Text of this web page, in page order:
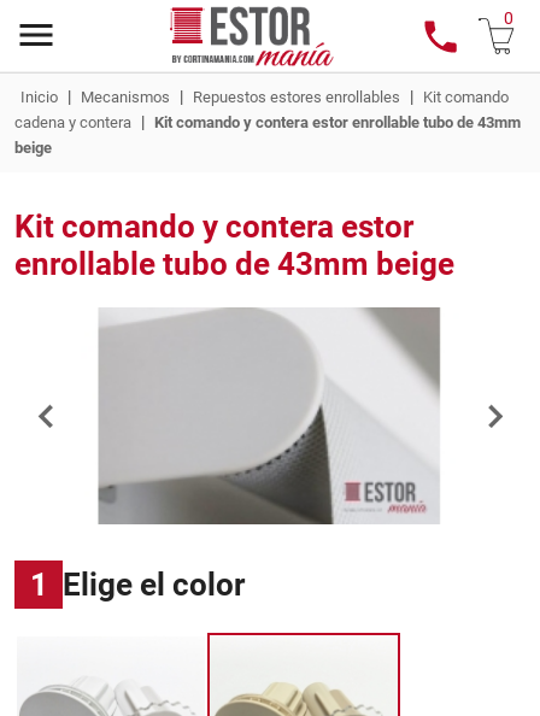
0
Inicio | Mecanismos | Repuestos estores enrollables | Kit comando
cadena y contera | Kit comando y contera estor enrollable tubo de 43mm
beige
Kit comando y contera estor
enrollable tubo de 43mm beige
1 Elige el color